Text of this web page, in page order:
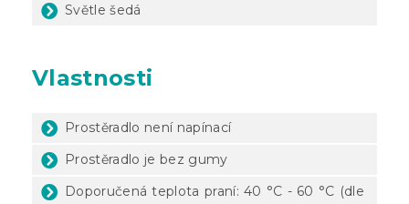
Světle šedá
Vlastnosti
Prostěradlo není napínací
Prostěradlo je bez gumy
Doporučená teplota praní: 40 °C - 60 °C (dle